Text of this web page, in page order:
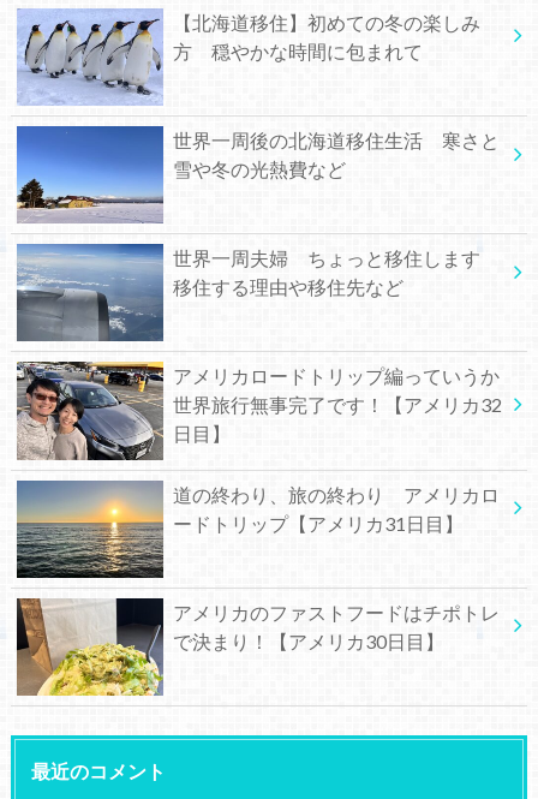
【北海道移住】初めての冬の楽しみ
方 穏やかな時間に包まれて
世界一周後の北海道移住生活 寒さと
雪や冬の光熱費など
世界一周夫婦 ちょっと移住します
移住する理由や移住先など
アメリカロードトリップ編っていうか
世界旅行無事完了です！【アメリカ32
日目】
道の終わり、旅の終わり アメリカロ
ードトリップ【アメリカ31日目】
アメリカのファストフードはチポトレ
で決まり！【アメリカ30日目】
最近のコメント